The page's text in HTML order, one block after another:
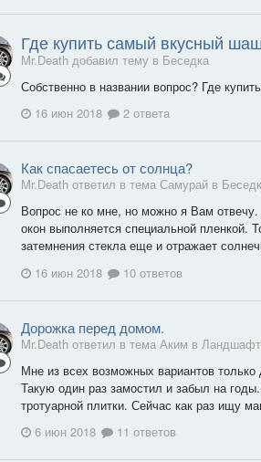
Где купить самый вкусный
Mr.Death добавил тему в Беседка
Собственно в названии вопрос? Где
16 июн 2018
2 ответа
Как спасаетесь от солнца?
Mr.Death ответил в тема Самурай в
Вопрос не ко мне, но можно я Вам
окон выполняется специальной пленкой.
затемнения стекла еще и отражает
16 июн 2018
10 ответов
Дорожка перед домом.
Mr.Death ответил в тема Аким в
Мне из всех возможных вариантов только
Такую один раз замостил и забыл на
тротуарной плитки. Сейчас как раз ищу
6 июн 2018
11 ответов